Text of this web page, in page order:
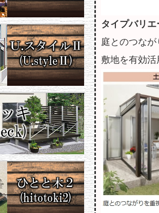
タイプバリ
庭とのつな
敷地を有効